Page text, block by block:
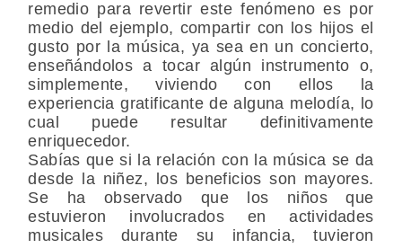
remedio para revertir este fenómeno es por
medio del ejemplo, compartir con los hijos el
gusto por la música, ya sea en un concierto,
enseñándolos a tocar algún instrumento o,
simplemente, viviendo con ellos la
experiencia gratificante de alguna melodía, lo
cual puede resultar definitivamente
enriquecedor.
Sabías que si la relación con la música se da
desde la niñez, los beneficios son mayores.
Se ha observado que los niños que
estuvieron involucrados en actividades
musicales durante su infancia, tuvieron